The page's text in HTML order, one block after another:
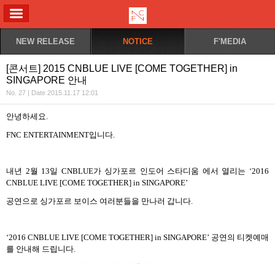
NEW RELEASE NOTICE F'MEDIA
[콘서트] 2015 CNBLUE LIVE [COME TOGETHER] in
SINGAPORE 안내
No. 27 | Date 2015.11.17 12:01
안녕하세요.
FNC ENTERTAINMENT입니다
내년 2월 13일 CNBLUE가 싱가포르 인도어 스타디움 에서 열리는 ‘2016
CNBLUE LIVE [COME TOGETHER] in SINGAPORE’
공연으로 싱가포르 보이스 여러분들을 만나러 갑니다
‘2016 CNBLUE LIVE [COME TOGETHER] in SINGAPORE’ 공연의 티켓예매
를 안내해 드립니다